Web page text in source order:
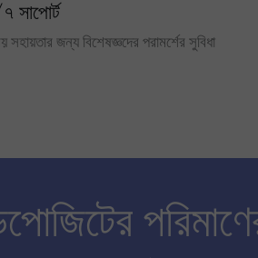
সাপোর্ট
জন্য বিশেষজ্ঞদের পরামর্শের সুবিধা